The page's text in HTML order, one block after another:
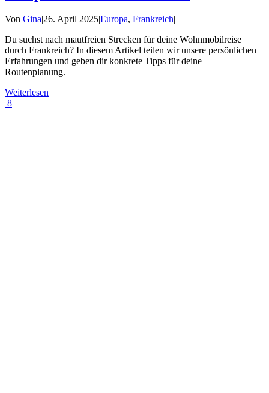
Von Gina|26. April 2025|Europa, Frankreich|
Du suchst nach mautfreien Strecken für deine Wohnmobilreise
durch Frankreich? In diesem Artikel teilen wir unsere persönlichen
Erfahrungen und geben dir konkrete Tipps für deine
Routenplanung.
Weiterlesen
8